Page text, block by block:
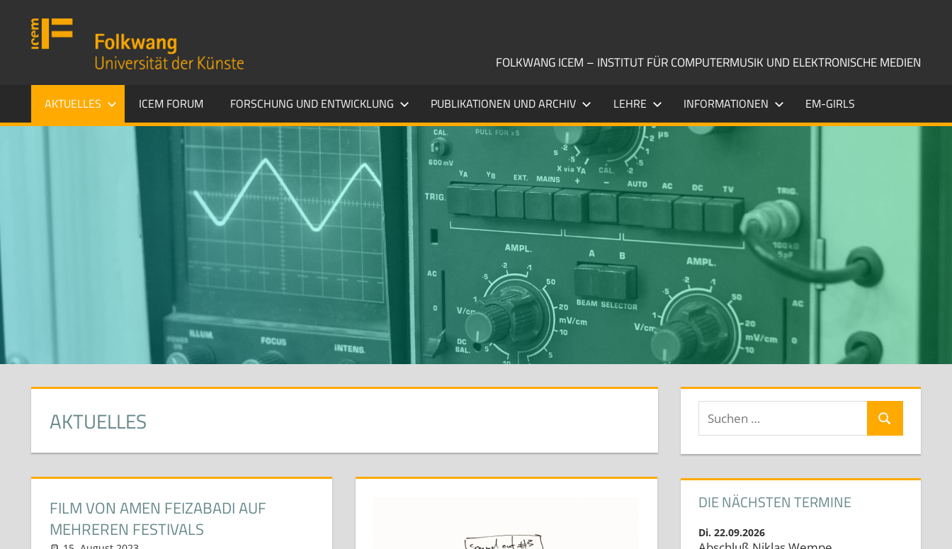
springen
FOLKWANG ICEM – INSTITUT FÜR COMPUTERMUSIK UND ELEKTRONISCHE MEDIEN
Folkwang
Universität
AKTUELLES ICEM FORUM FORSCHUNG UND ENTWICKLUNG PUBLIKATIONEN UND ARCHIV LEHRE INFORMATIONEN EM-GIRLS
AKTUELLES
FILM VON AMEN FEIZABADI AUF
MEHREREN FESTIVALS
Suchen
nach:
Suchen
DIE NÄCHSTEN TERMINE
Di. 22.09.2026